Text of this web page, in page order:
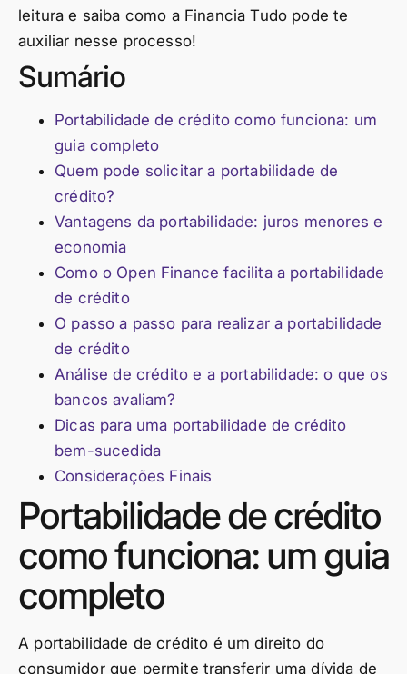
leitura e saiba como a Financia Tudo pode te
auxiliar nesse processo!
Sumário
Portabilidade de crédito como funciona: um
guia completo
Quem pode solicitar a portabilidade de
crédito?
Vantagens da portabilidade: juros menores e
economia
Como o Open Finance facilita a portabilidade
de crédito
O passo a passo para realizar a portabilidade
de crédito
Análise de crédito e a portabilidade: o que os
bancos avaliam?
Dicas para uma portabilidade de crédito
bem-sucedida
Considerações Finais
Portabilidade de crédito
como funciona: um guia
completo
A portabilidade de crédito é um direito do
consumidor que permite transferir uma dívida de